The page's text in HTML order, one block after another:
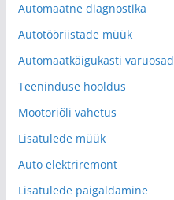
Automaatne diagnostika
Autotööriistade müük
Automaatkäigukasti varuosad
Teeninduse hooldus
Mootoriõli vahetus
Lisatulede müük
Auto elektriremont
Lisatulede paigaldamine